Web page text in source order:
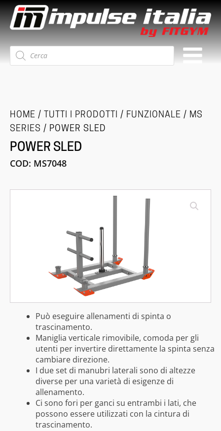
Ricerca
prodotti
HOME / TUTTI I PRODOTTI / FUNZIONALE / MS
SERIES / POWER SLED
POWER SLED
COD: MS7048
Può eseguire allenamenti di spinta o
trascinamento.
Maniglia verticale rimovibile, comoda per gli
utenti per invertire direttamente la spinta senza
cambiare direzione.
I due set di manubri laterali sono di altezze
diverse per una varietà di esigenze di
allenamento.
Ci sono fori per ganci su entrambi i lati, che
possono essere utilizzati con la cintura di
trascinamento.